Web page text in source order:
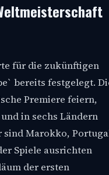
für die zukünftigen
bereits festgelegt.
Premiere feiern,
in sechs Ländern
sind Marokko,
Spiele ausrichten
der ersten